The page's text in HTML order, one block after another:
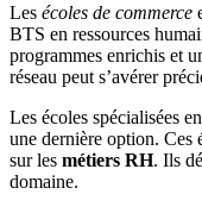
Les écoles de commerce
BTS en ressources
programmes enrichis et
réseau peut s’avérer
Les écoles spécialisées
une dernière option. Ces
sur les métiers RH. Ils
domaine.